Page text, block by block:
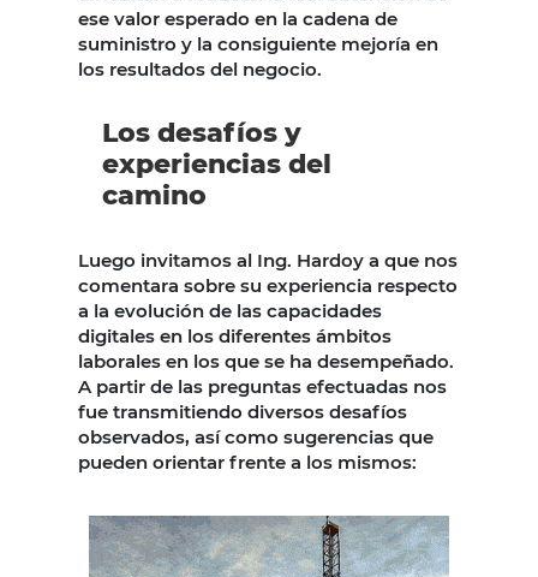
ese valor esperado en la cadena de
suministro y la consiguiente mejoría en
los resultados del negocio.
Los desafíos y
experiencias del
camino
Luego invitamos al Ing. Hardoy a que nos
comentara sobre su experiencia respecto
a la evolución de las capacidades
digitales en los diferentes ámbitos
laborales en los que se ha desempeñado.
A partir de las preguntas efectuadas nos
fue transmitiendo diversos desafíos
observados, así como sugerencias que
pueden orientar frente a los mismos: